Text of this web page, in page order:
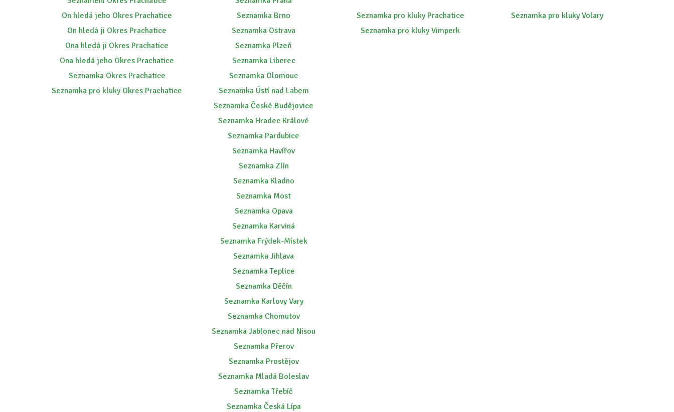
On hledá jeho Okres Prachatice
On hledá ji Okres Prachatice
Ona hledá ji Okres Prachatice
Ona hledá jeho Okres Prachatice
Seznamka Okres Prachatice
Seznamka pro kluky Okres Prachatice
Seznamka Brno
Seznamka Ostrava
Seznamka Plzeň
Seznamka Liberec
Seznamka Olomouc
Seznamka Ústí nad Labem
Seznamka České Budějovice
Seznamka Hradec Králové
Seznamka Pardubice
Seznamka Havířov
Seznamka Zlín
Seznamka Kladno
Seznamka Most
Seznamka Opava
Seznamka Karviná
Seznamka Frýdek-Místek
Seznamka Jihlava
Seznamka Teplice
Seznamka Děčín
Seznamka Karlovy Vary
Seznamka Chomutov
Seznamka Jablonec nad Nisou
Seznamka Přerov
Seznamka Prostějov
Seznamka Mladá Boleslav
Seznamka Třebíč
Seznamka Česká Lípa
Seznamka pro kluky Prachatice
Seznamka pro kluky Vimperk
Seznamka pro kluky Volary